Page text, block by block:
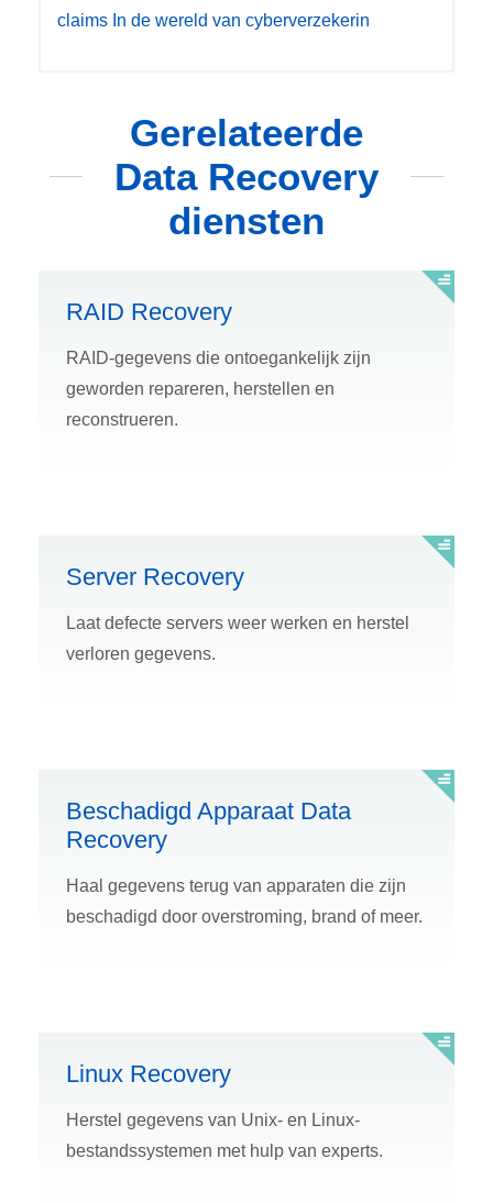
claims In de wereld van cyberverzekerin
Gerelateerde
Data Recovery
diensten
RAID Recovery
RAID-gegevens die ontoegankelijk zijn
geworden repareren, herstellen en
reconstrueren.
Server Recovery
Laat defecte servers weer werken en herstel
verloren gegevens.
Beschadigd Apparaat Data
Recovery
Haal gegevens terug van apparaten die zijn
beschadigd door overstroming, brand of meer.
Linux Recovery
Herstel gegevens van Unix- en Linux-
bestandssystemen met hulp van experts.